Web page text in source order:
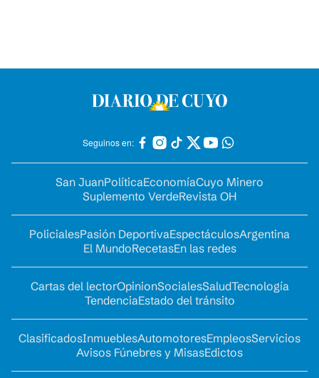
Seguinos en:
San JuanPolíticaEconomíaCuyo Minero
Suplemento VerdeRevista OH
PolicialesPasión DeportivaEspectáculosArgentina
El MundoRecetasEn las redes
Cartas del lectorOpinionSocialesSaludTecnología
TendenciaEstado del tránsito
ClasificadosInmueblesAutomotoresEmpleosServicios
Avisos Fúnebres y MisasEdictos